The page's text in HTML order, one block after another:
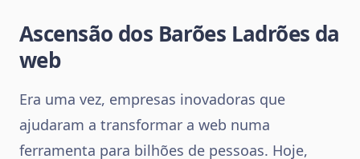
Ascensão dos Barões Ladrões da
web
Era uma vez, empresas inovadoras que
ajudaram a transformar a web numa
ferramenta para bilhões de pessoas. Hoje,